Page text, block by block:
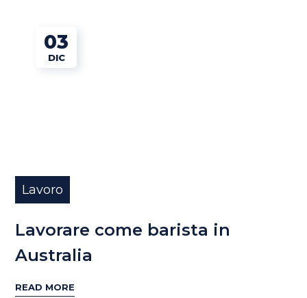
03
DIC
Lavoro
Lavorare come barista in
Australia
READ MORE